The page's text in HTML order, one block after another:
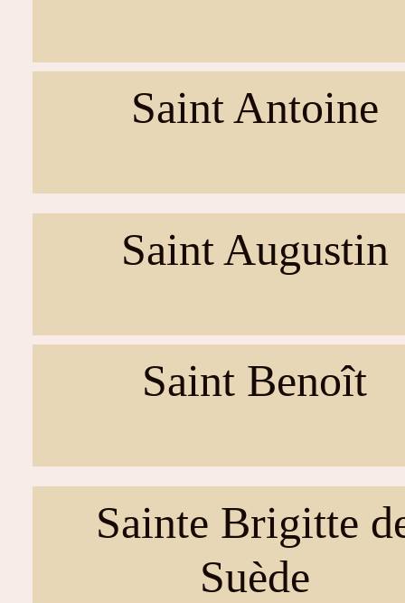
Saint Antoine
Saint Augustin
Saint Benoît
Sainte Brigitte
Suède